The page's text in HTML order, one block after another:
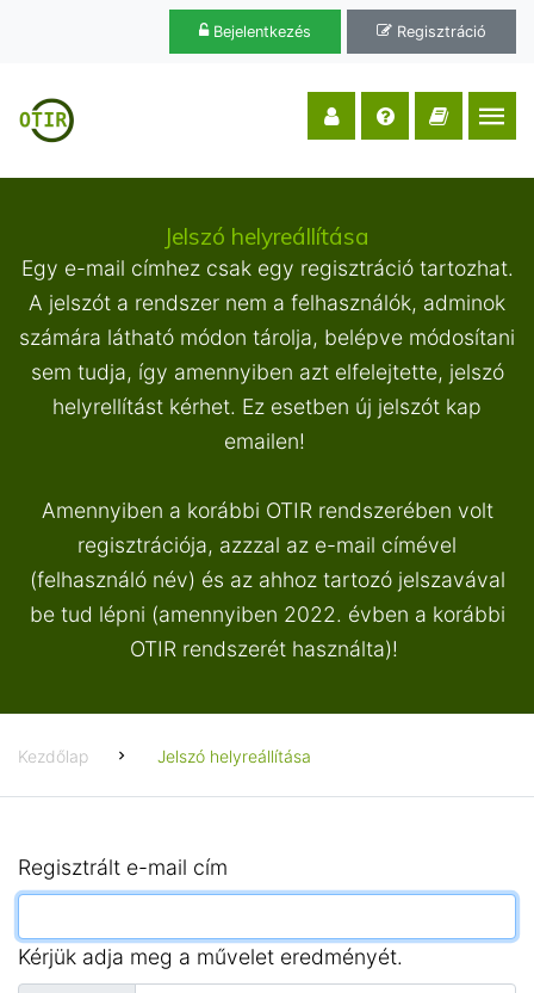
Bejelentkezés Regisztráció
Jelszó helyreállítása
Egy e-mail címhez csak egy regisztráció tartozhat.
A jelszót a rendszer nem a felhasználók, adminok
számára látható módon tárolja, belépve módosítani
sem tudja, így amennyiben azt elfelejtette, jelszó
helyrellítást kérhet. Ez esetben új jelszót kap
emailen!
Amennyiben a korábbi OTIR rendszerében volt
regisztrációja, azzzal az e-mail címével
(felhasználó név) és az ahhoz tartozó jelszavával
be tud lépni (amennyiben 2022. évben a korábbi
OTIR rendszerét használta)!
Kezdőlap Jelszó helyreállítása
Regisztrált e-mail cím
Kérjük adja meg a művelet eredményét.